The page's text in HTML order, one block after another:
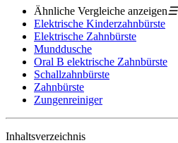
Ähnliche Vergleiche anzeigen☰
Elektrische Kinderzahnbürste
Elektrische Zahnbürste
Munddusche
Oral B elektrische Zahnbürste
Schallzahnbürste
Zahnbürste
Zungenreiniger
Inhaltsverzeichnis